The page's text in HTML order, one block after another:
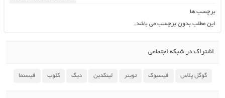
برچسب ها
این مطلب بدون برچسب می باشد.
اشتراک در شبکه اجتماعی
گوگل پلاس فیسبوک تویتر لینکدین دیگ کلوب فیسنما